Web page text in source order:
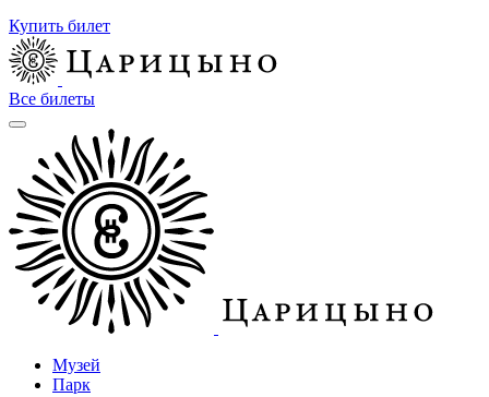
Купить билет
Все билеты
Музей
Парк